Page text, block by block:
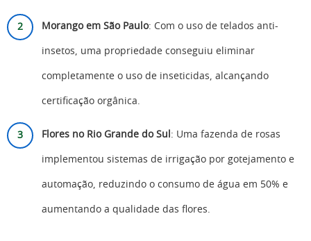
Morango em São Paulo: Com o uso de telados anti-
insetos, uma propriedade conseguiu eliminar
completamente o uso de inseticidas, alcançando
certificação orgânica.
Flores no Rio Grande do Sul : Uma fazenda de rosas
implementou sistemas de irrigação por gotejamento e
automação, reduzindo o consumo de água em 50% e
aumentando a qualidade das flores.